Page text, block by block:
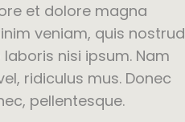
et dolore magna
veniam, quis nostrud
nisi ipsum. Nam
ridiculus mus. Donec
pellentesque.